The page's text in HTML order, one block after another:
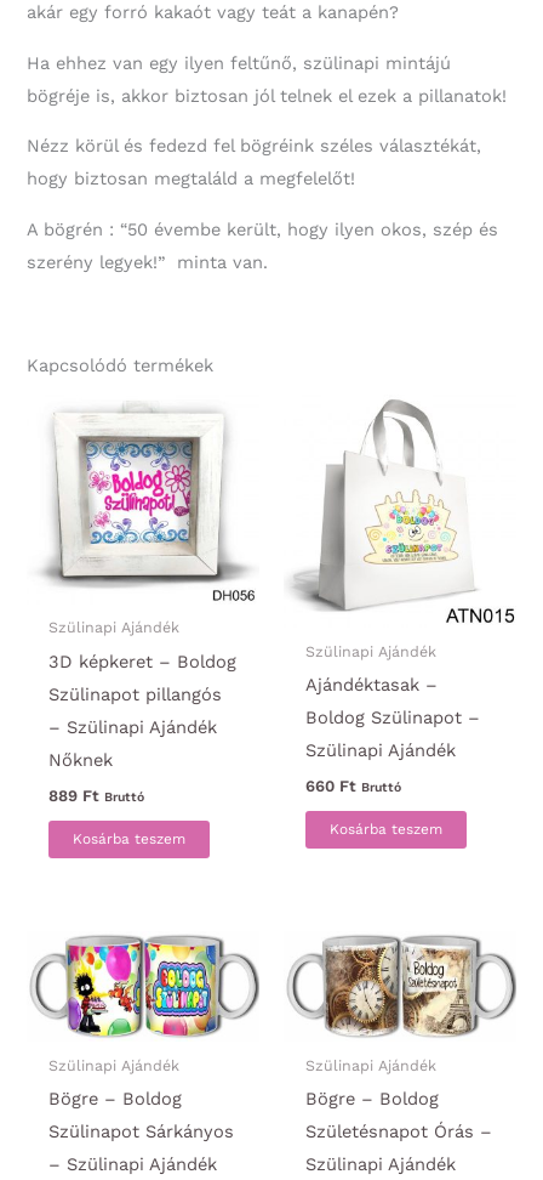
akár egy forró kakaót vagy teát a kanapén?
Ha ehhez van egy ilyen feltűnő, szülinapi mintájú
bögréje is, akkor biztosan jól telnek el ezek a pillanatok!
Nézz körül és fedezd fel bögréink széles választékát,
hogy biztosan megtaláld a megfelelőt!
A bögrén : “50 évembe került, hogy ilyen okos, szép és
szerény legyek!” minta van.
Kapcsolódó termékek
Szülinapi Ajándék
3D képkeret – Boldog
Szülinapot pillangós
– Szülinapi Ajándék
Nőknek
889 Ft Bruttó
Kosárba teszem
Szülinapi Ajándék
Ajándéktasak –
Boldog Szülinapot –
Szülinapi Ajándék
660 Ft Bruttó
Kosárba teszem
Szülinapi Ajándék
Bögre – Boldog
Szülinapot Sárkányos
– Szülinapi Ajándék
Szülinapi Ajándék
Bögre – Boldog
Születésnapot Órás –
Szülinapi Ajándék